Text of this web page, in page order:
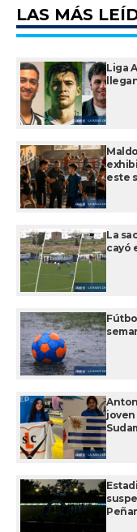
LAS MÁS
Liga
este
La
cayó
joven